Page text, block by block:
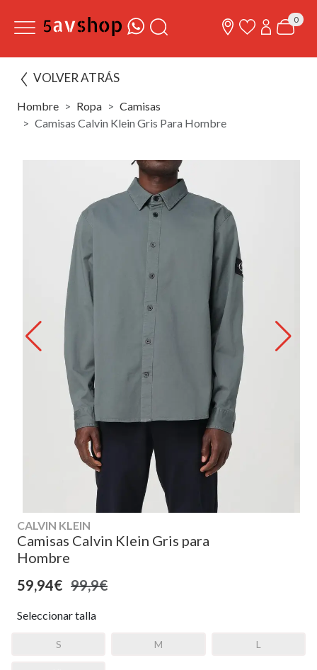
0
VOLVER ATRÁS
Hombre Ropa
Camisas
Camisas Calvin Klein Gris Para Hombre
CALVIN KLEIN
Camisas Calvin Klein Gris para
Hombre
59,94€ 99,9€
Seleccionar talla
S M L